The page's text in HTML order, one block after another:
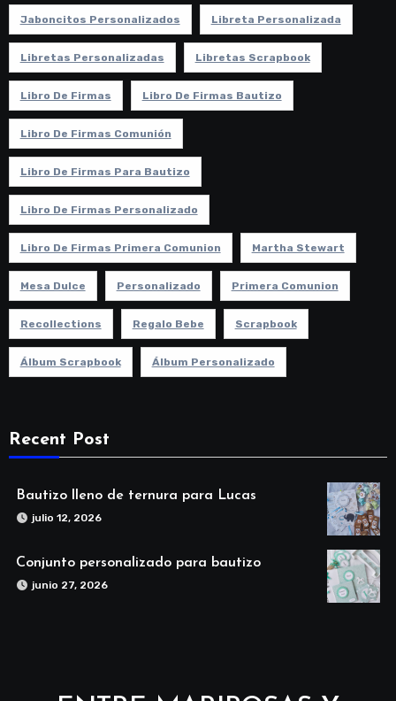
Jaboncitos Personalizados Libreta Personalizada
Libretas Personalizadas Libretas Scrapbook
Libro De Firmas Libro De Firmas Bautizo
Libro De Firmas Comunión
Libro De Firmas Para Bautizo
Libro De Firmas Personalizado
Libro De Firmas Primera Comunion Martha Stewart
Mesa Dulce Personalizado Primera Comunion
Recollections Regalo Bebe Scrapbook
Álbum Scrapbook Álbum Personalizado
Recent Post
Bautizo lleno de ternura para Lucas
julio 12, 2026
Conjunto personalizado para bautizo
junio 27, 2026